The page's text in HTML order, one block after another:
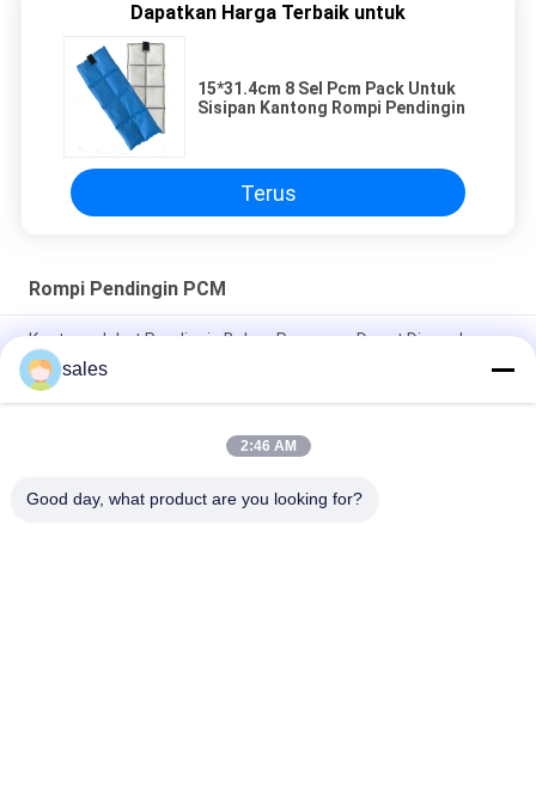
Dapatkan Harga Terbaik untuk
15*31.4cm 8 Sel Pcm Pack Untuk
Sisipan Kantong Rompi Pendingin
Terus
Rompi Pendingin PCM
Kantong Jaket Pendingin Bahan Pcm yang Dapat Digunakan
Kembali Sisipan Mengatur Suhu Tubuh
20℃ / 68f High Humidity Pcm Cooling Vest 8 Cell Pack
350g Jaket Pendingin Mengatur Suhu Tubuh Kantong PCM
sales
2:46 AM
Good day, what product are you looking for?